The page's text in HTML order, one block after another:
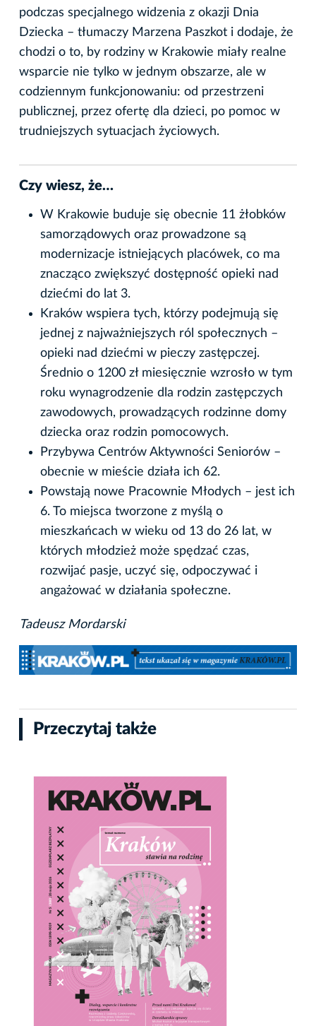
podczas specjalnego widzenia z okazji Dnia
Dziecka – tłumaczy Marzena Paszkot i dodaje, że
chodzi o to, by rodziny w Krakowie miały realne
wsparcie nie tylko w jednym obszarze, ale w
codziennym funkcjonowaniu: od przestrzeni
publicznej, przez ofertę dla dzieci, po pomoc w
trudniejszych sytuacjach życiowych.
Czy wiesz, że…
W Krakowie buduje się obecnie 11 żłobków
samorządowych oraz prowadzone są
modernizacje istniejących placówek, co ma
znacząco zwiększyć dostępność opieki nad
dziećmi do lat 3.
Kraków wspiera tych, którzy podejmują się
jednej z najważniejszych ról społecznych –
opieki nad dziećmi w pieczy zastępczej.
Średnio o 1200 zł miesięcznie wzrosło w tym
roku wynagrodzenie dla rodzin zastępczych
zawodowych, prowadzących rodzinne domy
dziecka oraz rodzin pomocowych.
Przybywa Centrów Aktywności Seniorów –
obecnie w mieście działa ich 62.
Powstają nowe Pracownie Młodych – jest ich
6. To miejsca tworzone z myślą o
mieszkańcach w wieku od 13 do 26 lat, w
których młodzież może spędzać czas,
rozwijać pasje, uczyć się, odpoczywać i
angażować w działania społeczne.
Tadeusz Mordarski
Przeczytaj także